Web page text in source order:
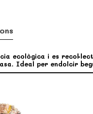
ecològica i es
Ideal per endolcir